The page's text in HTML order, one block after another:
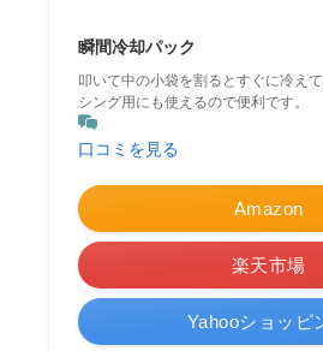
瞬間冷却パック
叩いて中の小袋を割るとすぐに冷え
シング用にも使えるので便利です。
口コミを見る
Amazon
楽天市場
Yahooショッピ